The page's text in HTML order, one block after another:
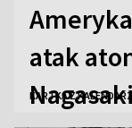
atak
KARTKA Z